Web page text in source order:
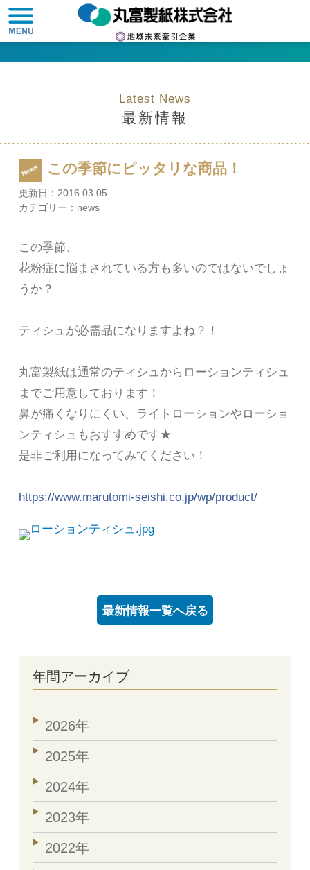
Latest News
最新情報
この季節にピッタリな商品！
更新日： 2016.03.05
カテゴリー： news
この季節、
花粉症に悩まされている方も多いのではないでしょ
うか？
ティシュが必需品になりますよね？！
丸富製紙は通常のティシュからローションティシュ
までご用意しております！
鼻が痛くなりにくい、ライトローションやローショ
ンティシュもおすすめです★
是非ご利用になってみてください！
https://www.marutomi-seishi.co.jp/wp/product/
最新情報一覧へ戻る
年間アーカイブ
2026年
2025年
2024年
2023年
2022年